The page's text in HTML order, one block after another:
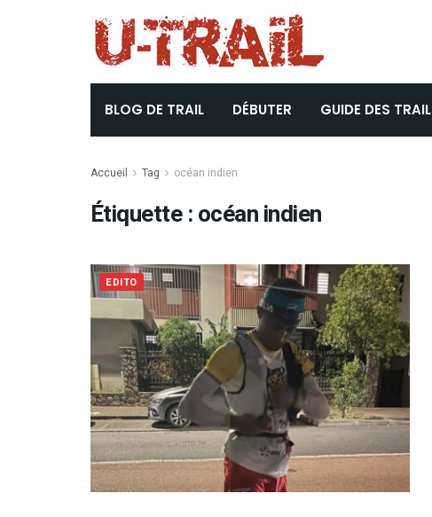
BLOG DE TRAIL DÉBUTER GUIDE DES
Accueil Tag océan indien
Étiquette :océan indien
EDITO